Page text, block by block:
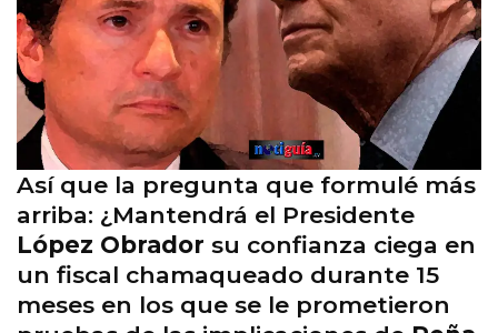
Así que la pregunta que formulé más
arriba: ¿Mantendrá el Presidente
López Obrador su confianza ciega en
un fiscal chamaqueado durante 15
meses en los que se le prometieron